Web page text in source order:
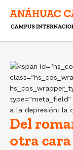
Del
otra